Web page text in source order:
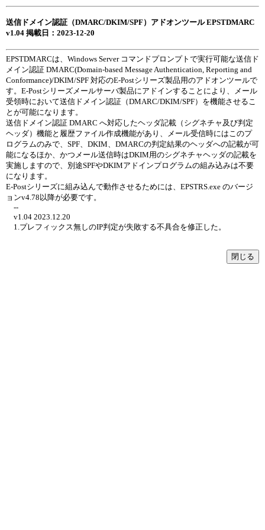
送信ドメイン認証（DMARC/DKIM/SPF）アドオンツール EPSTDMARC
v1.04 掲載日：2023-12-20
EPSTDMARCは、Windows Server コマンドプロンプトで実行可能な送信ド
メイン認証 DMARC(Domain-based Message Authentication, Reporting and
Conformance)/DKIM/SPF 対応のE-Postシリーズ製品用のアドオンツールで
す。E-Postシリーズメールサーバ製品にアドインすることにより、メール
受領時において送信ドメイン認証（DMARC/DKIM/SPF）を機能させるこ
とが可能になります。
送信ドメイン認証 DMARC へ対応したヘッダ記載（シグネチャ及び判定
ヘッダ）機能と履歴ファイル作成機能があり、メール受信時にはこのプ
ログラムのみで、SPF、DKIM、DMARCの判定結果のヘッダへの記載が可
能になるほか、かつメール送信時はDKIM用のシグネチャヘッダの記載を
実施しますので、別途SPFやDKIMアドインプログラムの組み込みは不要
になります。
E-Postシリーズに組み込んで動作させるためには、EPSTRS.exe のバージ
ョンv4.78以降が必要です。
--
v1.04 2023.12.20
1.プレフィックス無しのIP判定が失敗する不具合を修正した。